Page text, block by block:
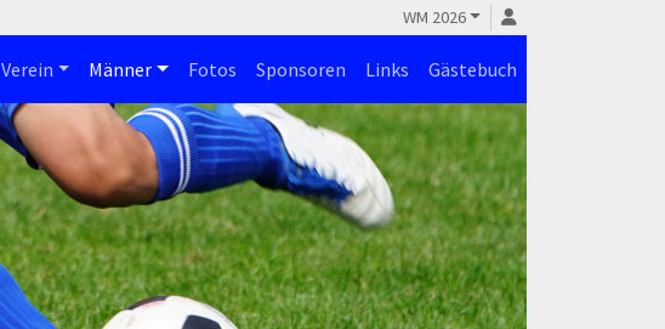
WM 2026
Verein Männer Fotos Sponsoren Links Gästebuch